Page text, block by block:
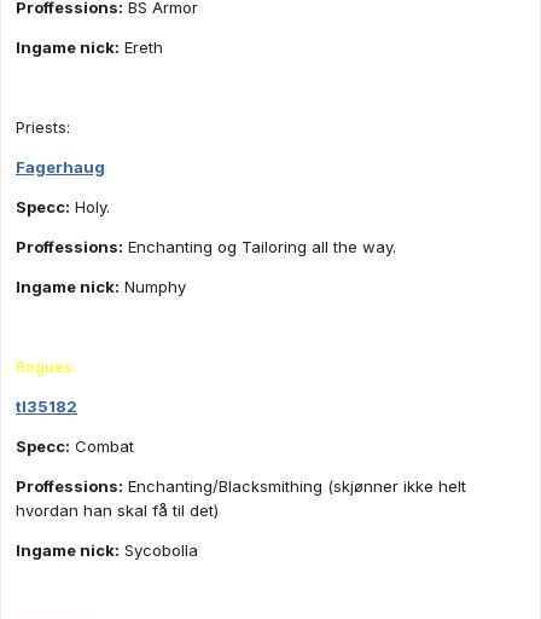
Proffessions: BS Armor
Ingame nick: Ereth
Priests:
Fagerhaug
Specc: Holy.
Proffessions: Enchanting og Tailoring all the way.
Ingame nick: Numphy
Rogues:
tl35182
Specc: Combat
Proffessions: Enchanting/Blacksmithing (skjønner ikke helt
hvordan han skal få til det)
Ingame nick: Sycobolla